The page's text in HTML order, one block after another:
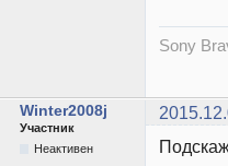
Sony
Winter2008j
Участник
Неактивен